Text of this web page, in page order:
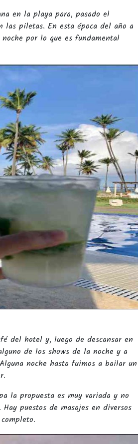
en la playa para, pasado el
piletas. En esta época del año a
por lo que es fundamental
del hotel y, luego de descansar en
de los shows de la noche y a
noche hasta fuimos a bailar un
la propuesta es muy variada y no
puestos de masajes en diversos